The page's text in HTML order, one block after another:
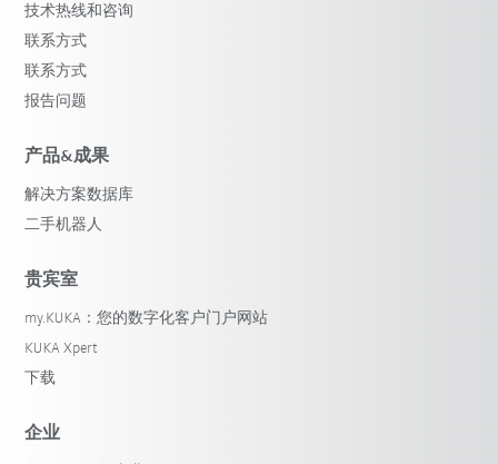
技术热线和咨询
联系方式
联系方式
报告问题
产品&成果
解决方案数据库
二手机器人
贵宾室
my.KUKA：您的数字化客户门户网站
KUKA Xpert
下载
企业